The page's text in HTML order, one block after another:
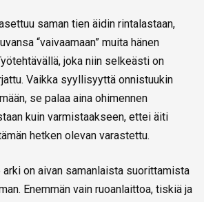
saman tien äidin rintalastaan,
“vaivaamaan” muita hänen
joka niin selkeästi on
Vaikka syyllisyyttä onnistuukin
se palaa aina ohimennen
kuin varmistaakseen, ettei äiti
hetken olevan varastettu.
on aivan samanlaista suorittamista
Enemmän vain ruoanlaittoa, tiskiä ja